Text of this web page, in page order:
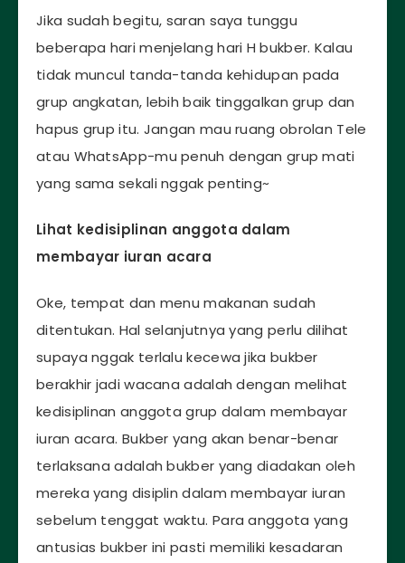
Jika sudah begitu, saran saya tunggu
beberapa hari menjelang hari H bukber. Kalau
tidak muncul tanda-tanda kehidupan pada
grup angkatan, lebih baik tinggalkan grup dan
hapus grup itu. Jangan mau ruang obrolan Tele
atau WhatsApp-mu penuh dengan grup mati
yang sama sekali nggak penting~
Lihat kedisiplinan anggota dalam
membayar iuran acara
Oke, tempat dan menu makanan sudah
ditentukan. Hal selanjutnya yang perlu dilihat
supaya nggak terlalu kecewa jika bukber
berakhir jadi wacana adalah dengan melihat
kedisiplinan anggota grup dalam membayar
iuran acara. Bukber yang akan benar-benar
terlaksana adalah bukber yang diadakan oleh
mereka yang disiplin dalam membayar iuran
sebelum tenggat waktu. Para anggota yang
antusias bukber ini pasti memiliki kesadaran